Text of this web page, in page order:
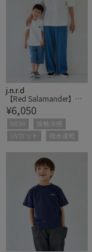
j.n.r.d
【Red Salamander】フ
ォトプリントポロシャツ
¥6,050
NEW!
接触冷感
UVカット
吸水速乾